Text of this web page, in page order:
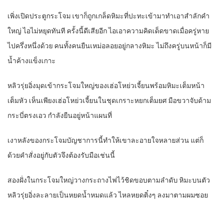
เพิ่งเปิดประตูกระโจม เขาก็ถูกเกล็ดหิมะที่ปะทะเข้ามาทำเอาสำลักคำ
ใหญ่ ไอไม่หยุดทันที ครั้งนี้ดีเสียอีก ไอเอาความคิดเด็ดขาดเมื่อครู่หาย
ไปครึ่งหนึ่งด้วย คนทั้งคนยืนเหม่อลอยอยู่กลางหิมะ ไม่ถึงครู่บนหน้าก็มี
น้ำค้างแข็งเกาะ
หลิวรุ่ยอิ่งมุดเข้ากระโจมใหญ่ของเฮ่อโหย่วเจี้ยนพร้อมหิมะเต็มหน้า
เต็มหัว เห็นเพียงเฮ่อโหย่วเจี้ยนในชุดเกราะหยกเต็มยศ มือขวาจับด้าม
กระบี่ตรงเอว กำลังยืนอยู่หน้าแผนที่
เงาหลังของกระโจมบัญชาการนี้ทำให้เขาละอายใจหลายส่วน แต่ก็
ด้วยคำสั่งอยู่กับตัวจึงต้องรับมือเช่นนี้
สองฝั่งในกระโจมใหญ่วางกระถางไฟไว้ชิดขอบตามลำดับ หิมะบนตัว
หลิวรุ่ยอิ่งละลายเป็นหยดน้ำหมดแล้ว ไหลหยดติ๋งๆ ลงมาตามผมซอย